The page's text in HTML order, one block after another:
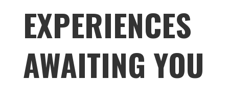
EXPERIENCES
AWAITING YOU